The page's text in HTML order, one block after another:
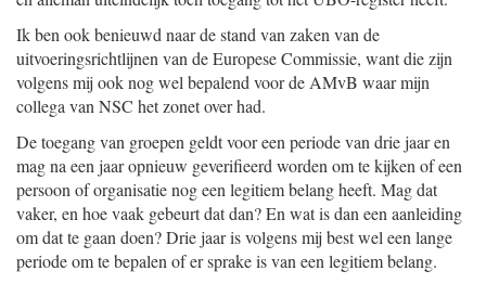
Ik ben ook benieuwd naar de stand van zaken van de
uitvoeringsrichtlijnen van de Europese Commissie, want die zijn
volgens mij ook nog wel bepalend voor de AMvB waar mijn
collega van NSC het zonet over had.
De toegang van groepen geldt voor een periode van drie jaar en
mag na een jaar opnieuw geverifieerd worden om te kijken of een
persoon of organisatie nog een legitiem belang heeft. Mag dat
vaker, en hoe vaak gebeurt dat dan? En wat is dan een aanleiding
om dat te gaan doen? Drie jaar is volgens mij best wel een lange
periode om te bepalen of er sprake is van een legitiem belang.